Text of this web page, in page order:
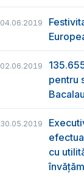
04.06.2019
02.06.2019
pentru
30.05.2019
cu